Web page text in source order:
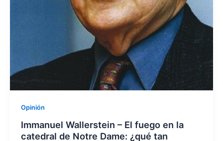
Opinión
Immanuel Wallerstein – El fuego en la
catedral de Notre Dame: ¿qué tan